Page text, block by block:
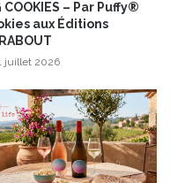
COOKIES – Par Puffy®
aux Éditions
juillet 2026